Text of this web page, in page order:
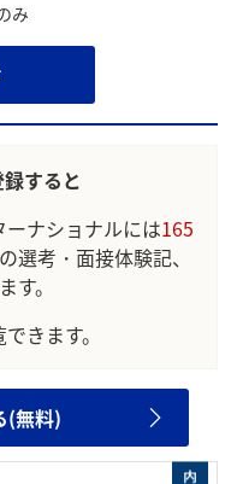
み
すると
ナショナルには165
選考・面接体験記、
。
きます。
(無料)